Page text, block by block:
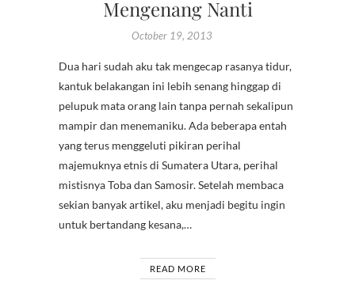
Mengenang Nanti
October 19, 2013
Dua hari sudah aku tak mengecap rasanya tidur,
kantuk belakangan ini lebih senang hinggap di
pelupuk mata orang lain tanpa pernah sekalipun
mampir dan menemaniku. Ada beberapa entah
yang terus menggeluti pikiran perihal
majemuknya etnis di Sumatera Utara, perihal
mistisnya Toba dan Samosir. Setelah membaca
sekian banyak artikel, aku menjadi begitu ingin
untuk bertandang kesana,…
READ MORE